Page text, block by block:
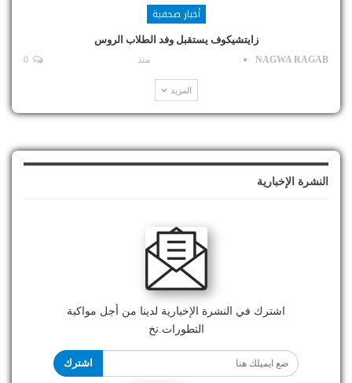
أخبار صحفية
زايتشيكوف يستقبل وفد الطلاب الروس
NAGWA RAGAB منذ
المزيد
النشرة الإخبارية
اشترك في النشرة الإخبارية لدينا من أجل مواكبة
التطورات.نخ
اشترك